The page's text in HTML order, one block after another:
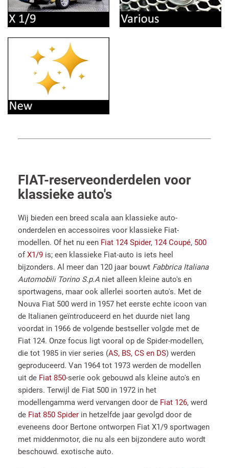
FIAT-reserveonderdelen voor
klassieke auto's
Wij bieden een breed scala aan klassieke auto-
onderdelen en accessoires voor klassieke Fiat-
modellen. Of het nu een Fiat 124 Spider, 124 Coupé, 500
ofX1/9 is; een klassieke Fiat-auto is iets heel
bijzonders. Al meer dan 120 jaar bouwt Fabbrica Italiana
Automobili Torino S.p.A niet alleen kleine auto's en
sportwagens, maar ook allerlei soorten auto's. Met de
Nouva Fiat 500 werd in 1957 het eerste echte icoon van
de Italianen geïntroduceerd en het duurde niet lang
voordat in 1966 de volgende bestseller volgde met de
Fiat 124. Onze focus ligt vooral op de Spider-modellen,
die tot 1985 in vier series (AS, BS, CS en DS) werden
geproduceerd. Van 1964 tot 1973 werden de modellen
uit de Fiat 850-serie ook gebouwd als kleine auto's en
spiders. Terwijl de Fiat 500 in 1972 in het
modellengamma werd vervangen door de Fiat 126, werd
de Fiat 850 Spider in hetzelfde jaar gevolgd door de
eveneens door Bertone ontworpen Fiat X1/9 sportwagen
met middenmotor, die nu als een bijzondere auto wordt
beschouwd. exotische auto.